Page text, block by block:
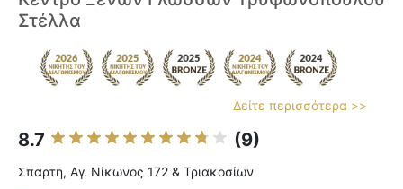
Στέλλα
Δείτε περισσότερα >>
8.7 (9)
Σπαρτη, Αγ. Νίκωνος 172 & Τριακοσίων